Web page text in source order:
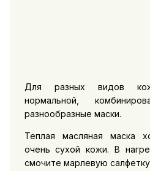
Для разных видов
нормальной,
разнообразные маски.
Теплая масляная маска
очень сухой кожи. В
смочите марлевую